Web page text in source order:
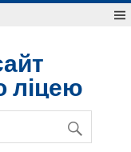
ліцею